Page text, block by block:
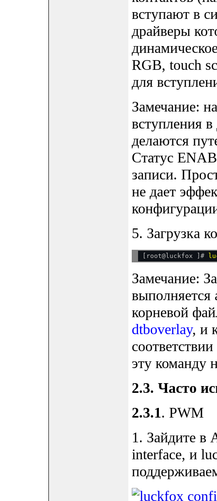
вступают в
драйверы
RGB, touch
для
Замечание:
вступления в
делаются
Статус
записи.
не дает
5. Загрузка
[root@luckfox ]#
Замечание:
выполняется
корневой
dtboverlay, и
эту команду
2.3. Часто
2.3.1. PWM
1. Зайдите в
interface, и